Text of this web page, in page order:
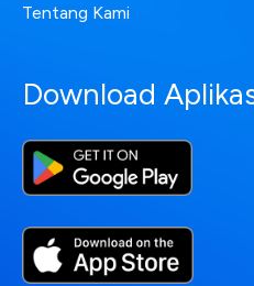
Tentang Kami
Download